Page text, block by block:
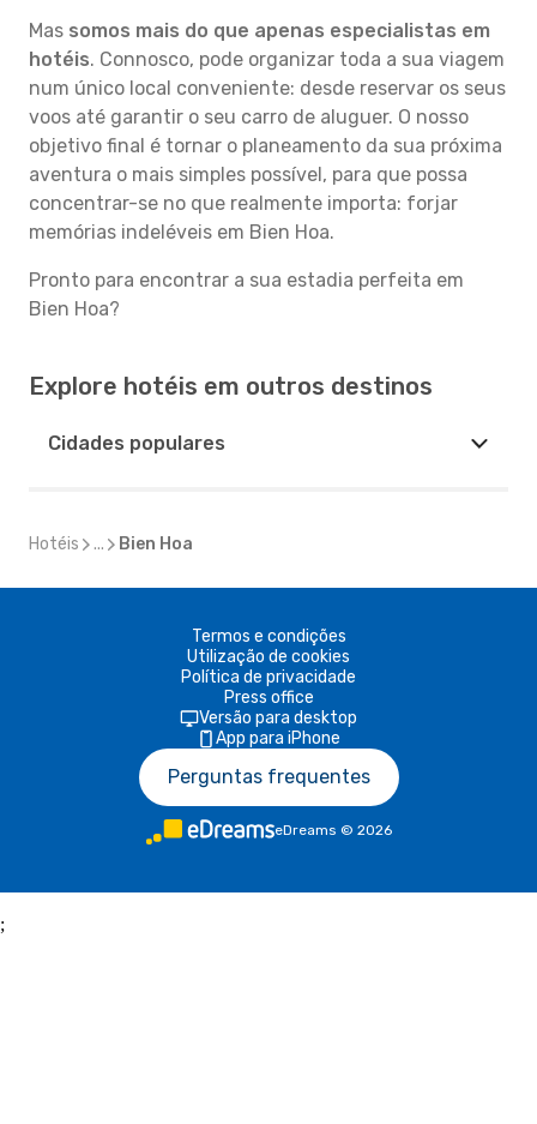
Mas somos mais do que apenas especialistas em
hotéis. Connosco, pode organizar toda a sua viagem
num único local conveniente: desde reservar os seus
voos até garantir o seu carro de aluguer. O nosso
objetivo final é tornar o planeamento da sua próxima
aventura o mais simples possível, para que possa
concentrar-se no que realmente importa: forjar
memórias indeléveis em Bien Hoa.
Pronto para encontrar a sua estadia perfeita em
Bien Hoa?
Explore hotéis em outros destinos
Cidades populares
Hotéis ... Bien Hoa
Termos e condições
Utilização de cookies
Política de privacidade
Press office
Versão para desktop
App para iPhone
Perguntas frequentes
eDreams © 2026
;